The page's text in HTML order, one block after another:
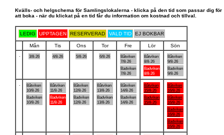
Kvälls- och helgschema för Samlingslokalerna - klicka på den tid som passar dig för
att boka - när du klickat på en tid får du information om kostnad och tillval.
LEDIG UPPTAGEN RESERVERAD VALD TID EJ BOKBAR
Mån Tis Ons Tor Fre Lör
Sön
3/8-26 4/8-26 5/8-26 6/8-26
Båtviken
7/8-26
Badviken
7/8-26
Båtviken
8/8-26
Badviken
8/8-26
Båtviken
9/8-26
Badviken
9/8-26
Båtviken
10/8-26
Badviken
10/8-26
Båtviken
11/8-26
Badviken
11/8-26
Båtviken
12/8-26
Badviken
12/8-26
Båtviken
13/8-26
Badviken
13/8-26
Båtviken
14/8-26
Badviken
14/8-26
Båtviken
15/8-26
Badviken
15/8-26
Båtviken
16/8-26
Båtviken
16/8-26
Badviken
16/8-26
Badviken
16/8-26